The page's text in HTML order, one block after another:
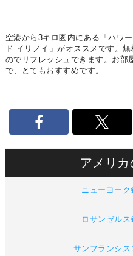
空港から3キロ圏内にある「ハワ
ド イリノイ」がオススメです。
のでリフレッシュできます。お部
で、とてもおすすめです。
アメリ
ニューヨー
ロサンゼル
サンフランシ